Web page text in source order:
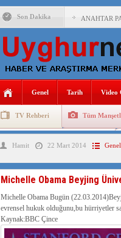
Son Dakika ANAHTAR
ÇİN’İN
DİYANET
150 YILDIR
ÇİN’İN
ÇİN’İN
İŞGALCİ
İŞGALCİ
Genel Tarih Video
TV Rehberi Tüm
Uygurlarda Düğün ve Cenaze
Hamit 22 Mart 2014 Genel
Michelle Obama Beyjing
Michelle Obama Bugün
evrensel hukuk olduğunu,bu hürriyetler
Kaynak:BBC Çince